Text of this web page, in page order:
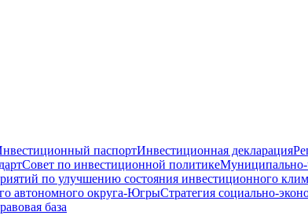
паспортИнвестиционная декларация
Совет по инвестиционной политикеМуниципально-
по улучшению состояния инвестиционного
автономного округа-ЮгрыСтратегия социально-
база